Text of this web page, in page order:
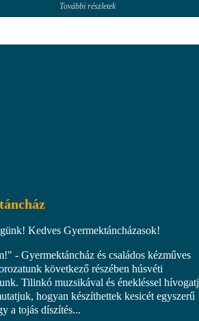
További részletek
Kedves Gyermektáncházasok!
- Gyermektáncház és családos kézműves
következő részében húsvéti
Tilinkó muzsikával és énekléssel
hogyan készíthettek kesicét egyszerű
a tojás díszítés...